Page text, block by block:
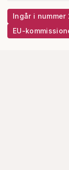
Ingår i nummer
EU-